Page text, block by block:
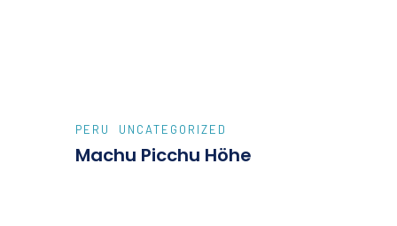
PERU UNCATEGORIZED
Machu Picchu Höhe